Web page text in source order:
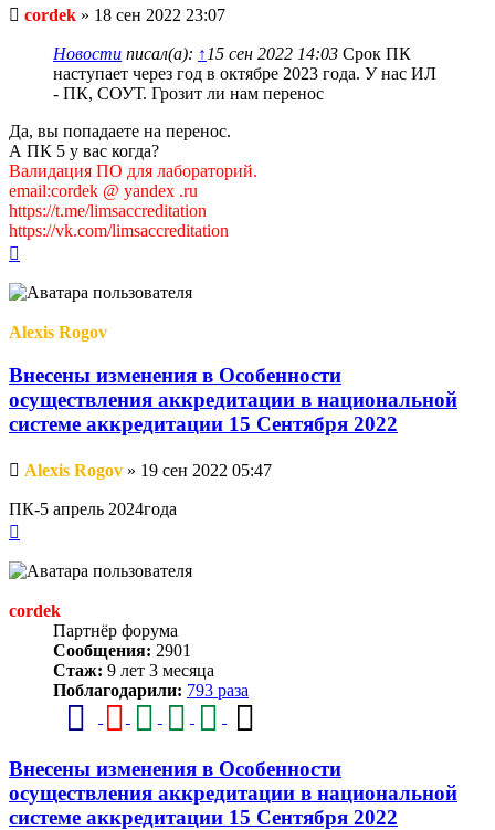
Непрочитанное
cordek » 18 сен 2022 23:07
Новости писал(а): ↑15 сен 2022 14:03 Срок ПК
наступает через год в октябре 2023 года. У нас ИЛ
- ПК, СОУТ. Грозит ли нам перенос
Да, вы попадаете на перенос.
А ПК 5 у вас когда?
Валидация ПО для лабораторий.
email:cordek @ yandex .ru
https://t.me/limsaccreditation
https://vk.com/limsaccreditation
началу
Alexis Rogov
Внесены изменения в Особенности
осуществления аккредитации в национальной
системе аккредитации 15 Сентября 2022
Непрочитанное
сообщение
Alexis Rogov » 19 сен 2022 05:47
ПК-5 апрель 2024года
началу
cordek
Партнёр форума
Сообщения: 2901
Стаж: 9 лет 3 месяца
Поблагодарили: 793 раза
Внесены изменения в Особенности
осуществления аккредитации в национальной
системе аккредитации 15 Сентября 2022